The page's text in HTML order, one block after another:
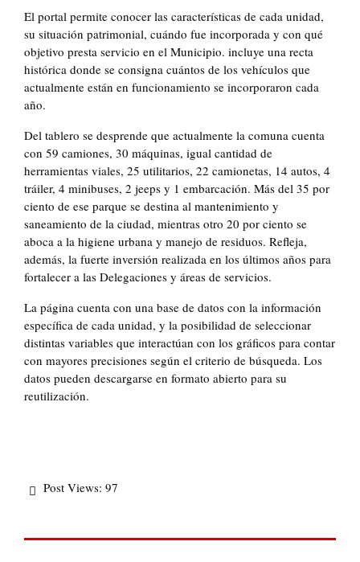
El portal permite conocer las características de cada unidad,
su situación patrimonial, cuándo fue incorporada y con qué
objetivo presta servicio en el Municipio. incluye una recta
histórica donde se consigna cuántos de los vehículos que
actualmente están en funcionamiento se incorporaron cada
año.
Del tablero se desprende que actualmente la comuna cuenta
con 59 camiones, 30 máquinas, igual cantidad de
herramientas viales, 25 utilitarios, 22 camionetas, 14 autos, 4
tráiler, 4 minibuses, 2 jeeps y 1 embarcación. Más del 35 por
ciento de ese parque se destina al mantenimiento y
saneamiento de la ciudad, mientras otro 20 por ciento se
aboca a la higiene urbana y manejo de residuos. Refleja,
además, la fuerte inversión realizada en los últimos años para
fortalecer a las Delegaciones y áreas de servicios.
La página cuenta con una base de datos con la información
específica de cada unidad, y la posibilidad de seleccionar
distintas variables que interactúan con los gráficos para contar
con mayores precisiones según el criterio de búsqueda. Los
datos pueden descargarse en formato abierto para su
reutilización.
Post Views: 97